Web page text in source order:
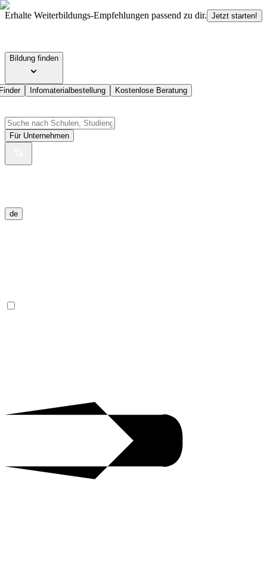
Erhalte Weiterbildungs-Empfehlungen passend zu dir. Jetzt starten!
Bildung finden
Infomaterialbestellung Kostenlose Beratung
Für Unternehmen
de